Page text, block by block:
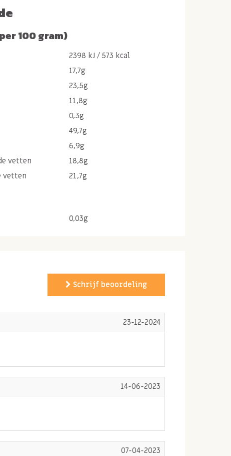
100 gram)
2398 kJ / 573 kcal
17,7g
23,5g
11,8g
0,3g
49,7g
6,9g
vetten
18,8g
vetten
21,7g
0,03g
Schrijf beoordeling
23-12-2024
14-06-2023
07-04-2023